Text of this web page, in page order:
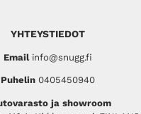
YHTEYSTIEDOT
Emailinfo@snugg.fi
Puhelin 0405450940
ja showroom